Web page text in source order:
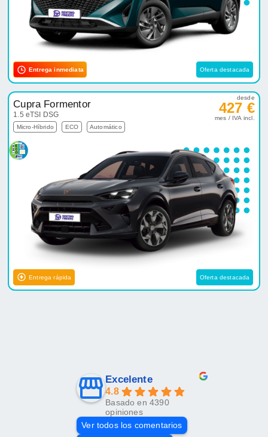
Entrega inmediata Oferta destacada
Cupra Formentor
1.5 eTSI DSG
Micro-Híbrido ECO Automático
desde
427 €
mes / IVA incl.
Entrega rápida Oferta destacada
Excelente
4.8
Basado en 4390
opiniones
Ver todos los comentarios